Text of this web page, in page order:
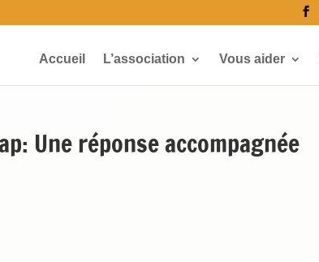
Accueil L’association Vous aider
Une réponse accompagnée